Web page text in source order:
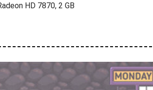
HD 7870, 2 GB